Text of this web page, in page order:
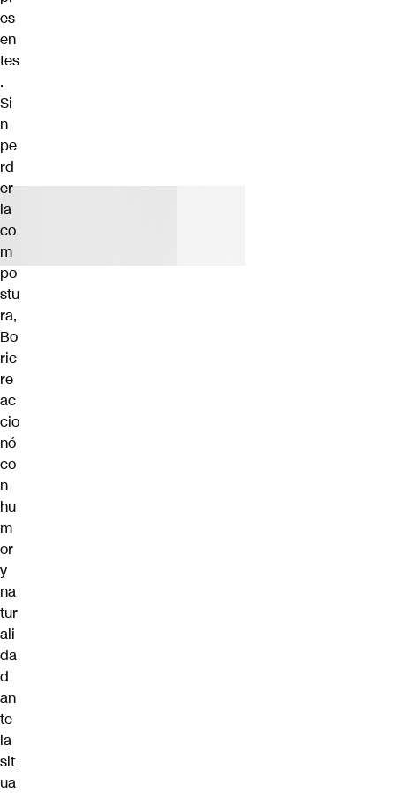
es
en
tes
.
Si
n
pe
rd
er
la
co
m
po
stu
ra,
Bo
ric
re
ac
cio
nó
co
n
hu
m
or
y
na
tur
ali
da
d
an
te
la
sit
ua